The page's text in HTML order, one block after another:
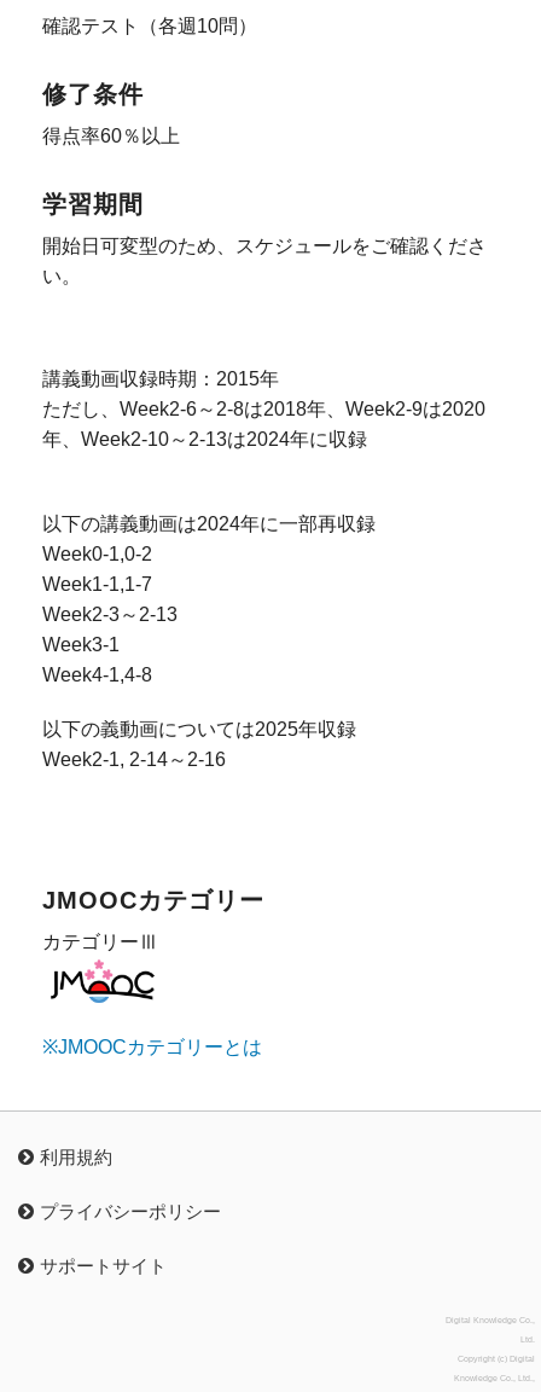
確認テスト（各週10問）
修了条件
得点率60％以上
学習期間
開始日可変型のため、スケジュールをご確認くださ
い。
講義動画収録時期：2015年
ただし、Week2-6～2-8は2018年、Week2-9は2020
年、Week2-10～2-13は2024年に収録
以下の講義動画は2024年に一部再収録
Week0-1,0-2
Week1-1,1-7
Week2-3～2-13
Week3-1
Week4-1,4-8
以下の義動画については2025年収録
Week2-1, 2-14～2-16
JMOOCカテゴリー
カテゴリーⅢ
※JMOOCカテゴリーとは
利用規約
プライバシーポリシー
サポートサイト
Digital Knowledge Co.,
Ltd.
Copyright (c) Digital
Knowledge Co., Ltd.,